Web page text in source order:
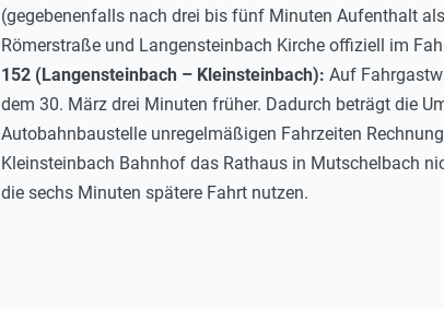
(gegebenenfalls nach drei bis fünf Minuten Aufenthalt
Römerstraße und Langensteinbach Kirche offiziell im
152 (Langensteinbach – Kleinsteinbach): Auf
dem 30. März drei Minuten früher. Dadurch beträgt die
Autobahnbaustelle unregelmäßigen Fahrzeiten
Kleinsteinbach Bahnhof das Rathaus in Mutschelbach
die sechs Minuten spätere Fahrt nutzen.